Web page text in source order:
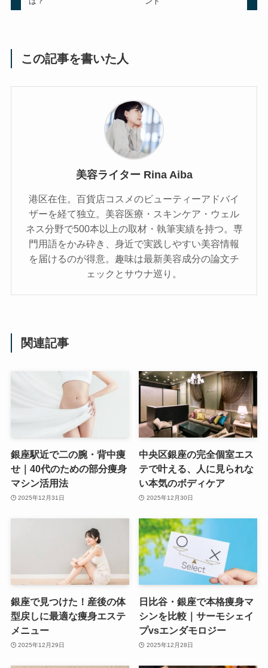
この記事を書いた人
美容ライター Rina Aiba
港区在住。百貨店コスメのビューティーアドバイ
ザーを経て独立。美容医療・スキンケア・ウェル
ネス分野で500本以上の取材・執筆実績を持つ。専
門用語をかみ砕き、⾝近で実践しやすい美容情報
を届けるのが得意。趣味は最新美容成分の論文チ
ェックとサウナ巡り。
関連記事
銀座駅近で二の腕・背中痩
せ｜40代のための部分痩身
マシン活用法
2025年12月31日
中央区銀座の完全個室エス
テで叶える、人に見られな
い本気のボディケア
2025年12月30日
銀座で見つけた！産後の体
型戻しに最適な痩身エステ
メニュー
2025年12月29日
日比谷・銀座で本格痩身マ
シンを比較｜サーモシェイ
プvsエンダモロジー
2025年12月28日